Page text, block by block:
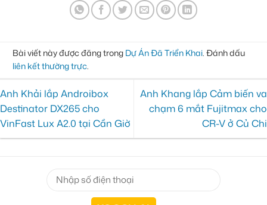
Bài viết này được đăng trong Dự Án Đã Triển Khai. Đánh dấu
liên kết thường trực.
Anh Khải lắp Androibox
Destinator DX265 cho
VinFast Lux A2.0 tại Cần Giờ
Anh Khang lắp Cảm biến va
chạm 6 mắt Fujitmax cho
CR-V ở Củ Chi